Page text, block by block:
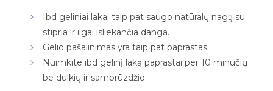
Ibd geliniai lakai taip pat saugo natūralų nagą su
stipria ir ilgai isliekančia danga.
Gelio pašalinimas yra taip pat paprastas.
Nuimkite ibd gelinį laką paprastai per 10 minučių
be dulkių ir sambrūzdžio.